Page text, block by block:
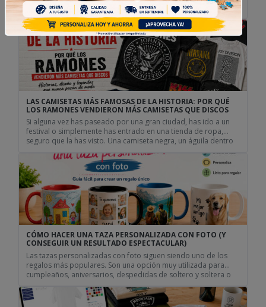
nombre de una peña, una ilustración o el escudo de un grupo.
Pero antes de llegar a esa parte hay una decisión igual de
importante: elegir bien el tipo de sudadera. No todas las […]
LAS CAMISETAS MÁS FAMOSAS DE LA HISTORIA: POR QUÉ
LOS RAMONES VENDIERON MÁS CAMISETAS QUE DISCOS
Si alguna vez has paseado por una gran ciudad, has ido a un
festival o simplemente has entrado en una tienda de ropa,
seguro que la has visto. Una camiseta negra, un águila dentro
Johnny, Dee Dee y Tommy Ramone. Lo curioso es que muchas
de […]
CÓMO HACER UNA TAZA PERSONALIZADA CON FOTO (Y
CONSEGUIR UN RESULTADO ESPECTACULAR)
Las tazas personalizadas con foto siguen siendo uno de los
regalos más populares. Son una opción muy utilizada para
cumpleaños, aniversarios, despedidas de soltero y soltera o
diseñan bien, se convierten en un recuerdo que se utiliza
durante años. La buena noticia es que hoy en […]